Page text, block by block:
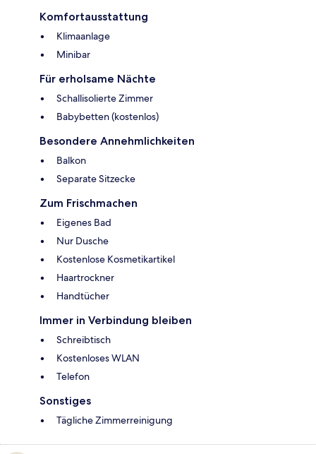
Komfortausstattung
Klimaanlage
Minibar
Für erholsame Nächte
Schallisolierte Zimmer
Babybetten (kostenlos)
Besondere Annehmlichkeiten
Balkon
Separate Sitzecke
Zum Frischmachen
Eigenes Bad
Nur Dusche
Kostenlose Kosmetikartikel
Haartrockner
Handtücher
Immer in Verbindung bleiben
Schreibtisch
Kostenloses WLAN
Telefon
Sonstiges
Tägliche Zimmerreinigung